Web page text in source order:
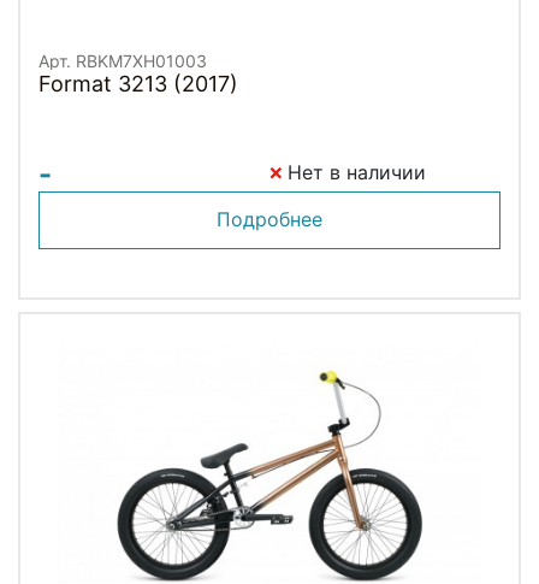
Арт. RBKM7XH01003
Format 3213 (2017)
-
Нет в наличии
Подробнее